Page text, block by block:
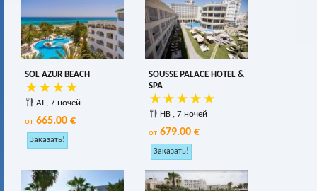
SOL AZUR BEACH
AI , 7 ночей
от 665.00 €
SOUSSE PALACE HOTEL &
SPA
HB , 7 ночей
от 679.00 €